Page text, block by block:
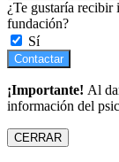
¿Te gustaría
fundación?
Sí
Contactar
¡Importante! Al
información del
CERRAR